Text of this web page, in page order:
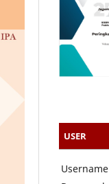
USER
Username